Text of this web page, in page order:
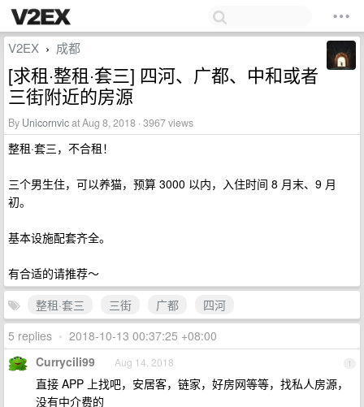
V2EX › 成都
[求租·整租·套三] 四河、广都、中和或者
三街附近的房源
By Unicornvicat Aug 8, 2018 · 3967 views
整租·套三，不合租！
三个男生住，可以养猫，预算 3000 以内，入住时间 8 月末、9 月
初。
基本设施配套齐全。
有合适的请推荐～
整租·套三
三街 广都
四河
5 replies • 2018-10-13 00:37:25 +08:00
1
Currycili99 Aug 14, 2018
直接 APP 上找吧，安居客，链家，好房网等等，找私人房源，
没有中介费的